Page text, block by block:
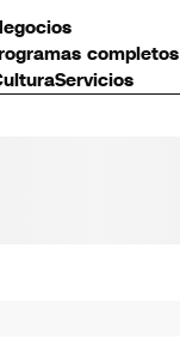
completos
Servicios